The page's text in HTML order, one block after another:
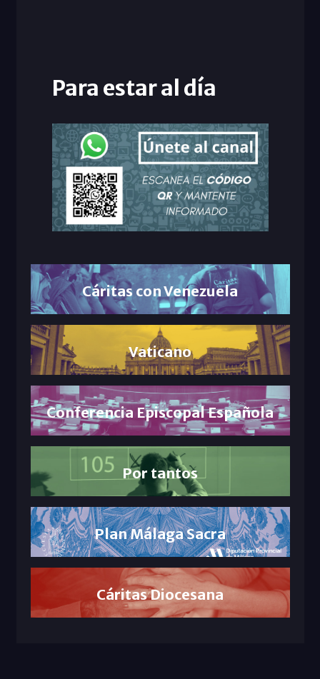
Para estar al día
Cáritas con Venezuela
Vaticano
Conferencia Episcopal Española
Por tantos
Plan Málaga Sacra
Cáritas Diocesana